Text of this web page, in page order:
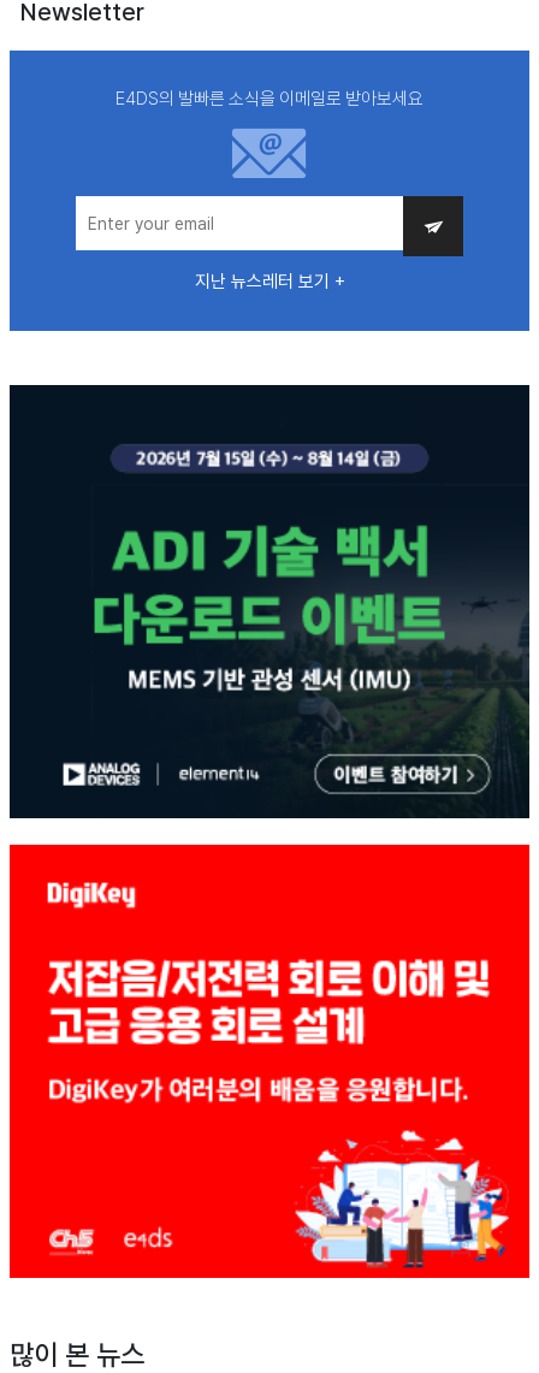
Newsletter
E4DS의 발빠른 소식을 이메일로 받아보세요
지난 뉴스레터 보기 +
많이 본 뉴스